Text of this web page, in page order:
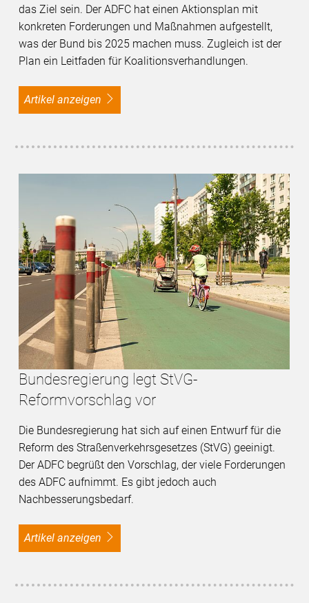
das Ziel sein. Der ADFC hat einen Aktionsplan mit
konkreten Forderungen und Maßnahmen aufgestellt,
was der Bund bis 2025 machen muss. Zugleich ist der
Plan ein Leitfaden für Koalitionsverhandlungen.
Artikel anzeigen
Bundesregierung legt StVG-
Reformvorschlag vor
Die Bundesregierung hat sich auf einen Entwurf für die
Reform des Straßenverkehrsgesetzes (StVG) geeinigt.
Der ADFC begrüßt den Vorschlag, der viele Forderungen
des ADFC aufnimmt. Es gibt jedoch auch
Nachbesserungsbedarf.
Artikel anzeigen